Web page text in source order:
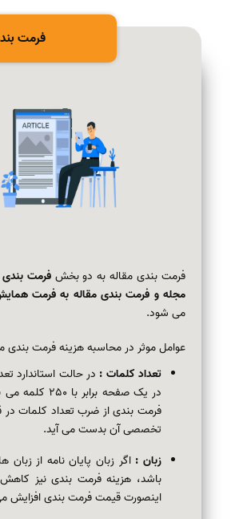
فرمت
فرمت بندی مقاله به دو بخشفرمت
مجله و فرمت بندی مقاله به فرمت
می شود.
عوامل موثر در محاسبه هزینه فرمت بندی
تعداد کلمات : در حالت استاندارد
در یک صفحه
فرمت بندی از ضرب تعداد کلمات در
تخصصی آن بدست می آید.
زبان :اگر زبان پایان نامه از
باشد، هزینه فرمت بندی نیز
اینصورت قیمت فرمت بندی افزایش